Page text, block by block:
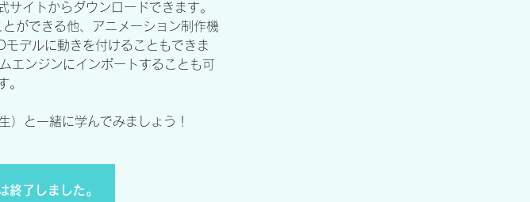
サイトからダウンロードできます。
ができる他、アニメーション制作機
デルに動きを付けることもできま
エンジンにインポートすることも可
。
）と一緒に学んでみましょう！
終了しました。